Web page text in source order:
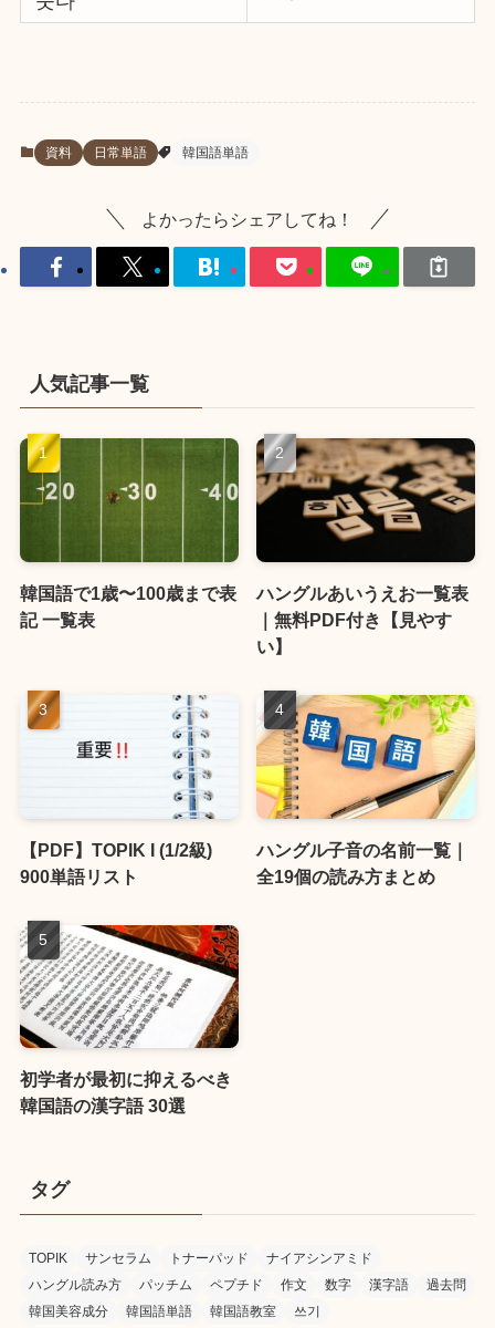
資料 日常単語 韓国語単語
よかったらシェアしてね！
人気記事一覧
韓国語で1歳〜100歳まで表
記 一覧表
ハングルあいうえお一覧表
｜無料PDF付き【見やす
い】
【PDF】TOPIK I (1/2級)
900単語リスト
ハングル子音の名前一覧｜
全19個の読み方まとめ
初学者が最初に抑えるべき
韓国語の漢字語 30選
タグ
TOPIK サンセラム トナーパッド
ナイアシンアミド
ハングル読み方
パッチム ペプチド 作文 数字 漢字語
過去問
韓国美容成分
韓国語単語 韓国語教室 쓰기